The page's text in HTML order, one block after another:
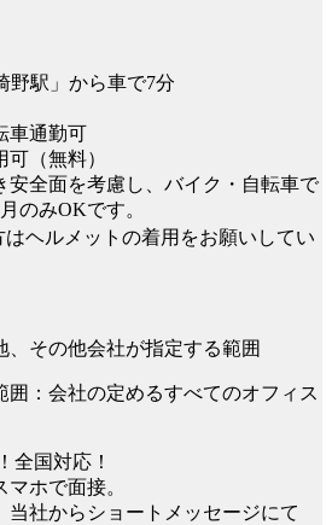
野駅」から車で7分
車通勤可
（無料）
全面を考慮し、バイク・自転車で
のみOKです。
ヘルメットの着用をお願いしてい
、その他会社が指定する範囲
囲：会社の定めるすべてのオフィス
全国対応！
マホで面接。
当社からショートメッセージにて